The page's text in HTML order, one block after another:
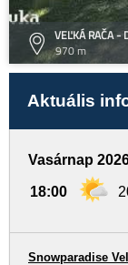
VEĽKÁ RAČA -
970 m
Aktuális
Vasárnap
18:00
Snowparadise